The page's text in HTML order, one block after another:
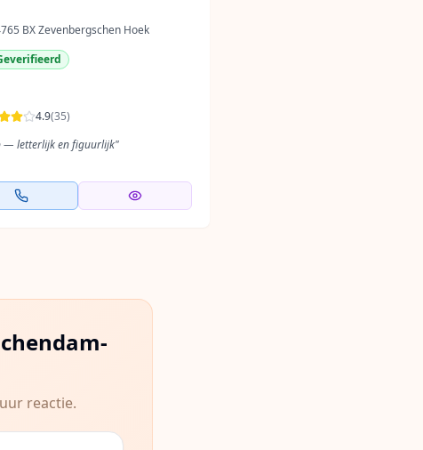
BX Zevenbergschen Hoek
4.9(35)
— letterlijk en figuurlijk"
reactie.